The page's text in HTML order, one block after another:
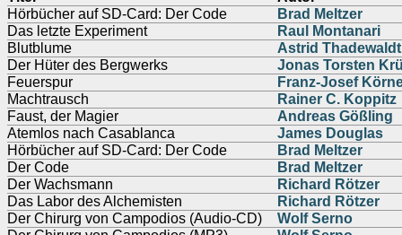
Hörbücher auf SD-Card: Der Code
Brad Meltzer
Das letzte Experiment
Raul Montanari
Blutblume
Astrid
Der Hüter des Bergwerks
Jonas Torsten
Feuerspur
Franz-Josef
Machtrausch
Rainer C. Koppitz
Faust, der Magier
Andreas Gößling
Atemlos nach Casablanca
James Douglas
Hörbücher auf SD-Card: Der Code
Brad Meltzer
Der Code
Brad Meltzer
Der Wachsmann
Richard Rötzer
Das Labor des Alchemisten
Richard Rötzer
Der Chirurg von Campodios (Audio-CD)
Wolf Serno